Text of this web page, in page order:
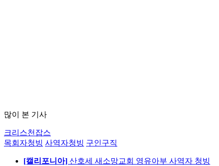
많이 본 기사
크리스천잡스
목회자청빙 사역자청빙 구인구직
[캘리포니아] 산호세 새소망교회 영유아부 사역자 청빙